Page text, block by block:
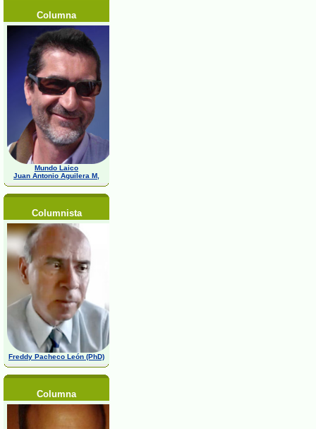
Columna
Mundo Laico
Juan Antonio Aguilera M,
Columnista
Freddy Pacheco León (PhD)
Columna